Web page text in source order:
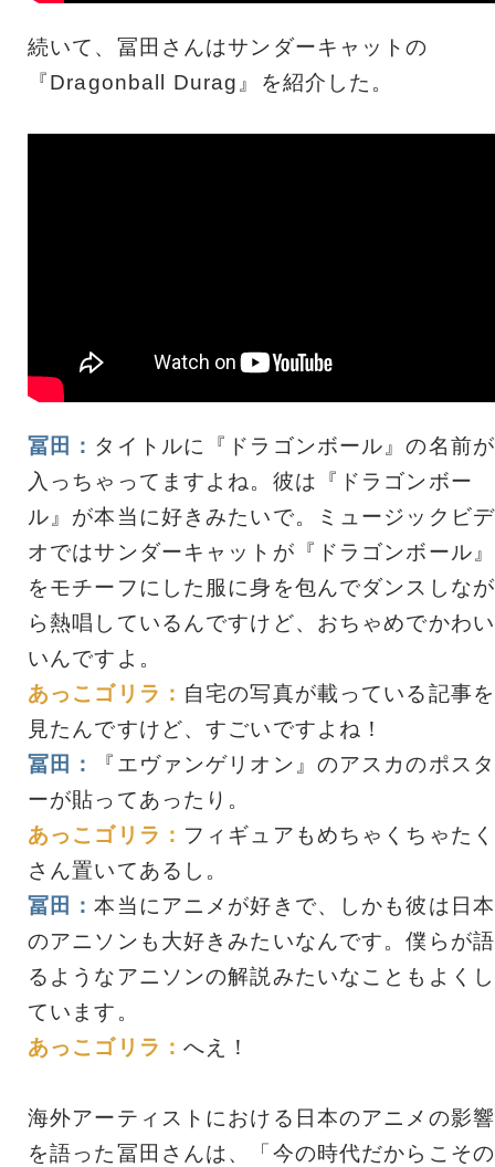
続いて、冨田さんはサンダーキャットの
『Dragonball Durag』を紹介した。
冨田： タイトルに『ドラゴンボール』の名前が
入っちゃってますよね。彼は『ドラゴンボー
ル』が本当に好きみたいで。ミュージックビデ
オではサンダーキャットが『ドラゴンボール』
をモチーフにした服に身を包んでダンスしなが
ら熱唱しているんですけど、おちゃめでかわい
いんですよ。
あっこゴリラ： 自宅の写真が載っている記事を
見たんですけど、すごいですよね！
冨田：
『エヴァンゲリオン』のアスカのポスタ
ーが貼ってあったり。
あっこゴリラ： フィギュアもめちゃくちゃたく
さん置いてあるし。
冨田：本当にアニメが好きで、しかも彼は日本
のアニソンも大好きみたいなんです。僕らが語
るようなアニソンの解説みたいなこともよくし
ています。
あっこゴリラ： へえ！
海外アーティストにおける日本のアニメの影響
を語った冨田さんは、「今の時代だからこその